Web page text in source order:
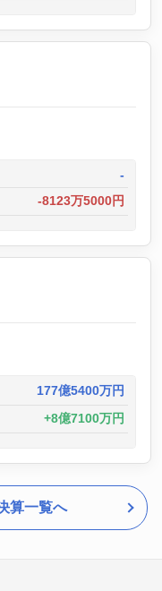
-
-8123万5000円
177億5400万円
8億7100万円
算一覧へ